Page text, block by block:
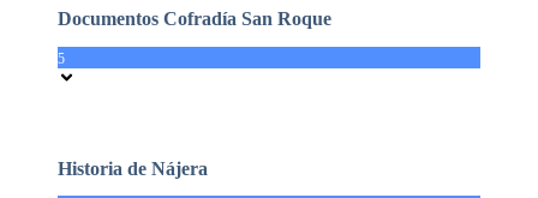
Documentos Cofradía San Roque
5
Historia de Nájera